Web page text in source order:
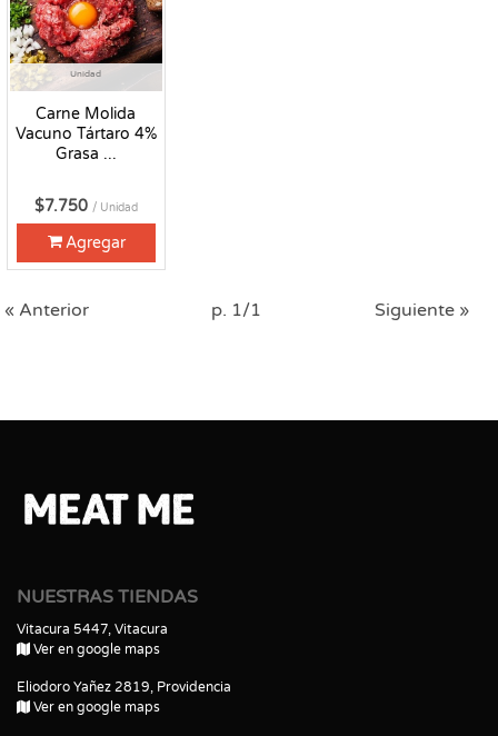
Unidad
Carne Molida
Vacuno Tártaro 4%
Grasa ...
$7.750 / Unidad
Agregar
« Anterior p. 1/1 Siguiente »
NUESTRAS TIENDAS
Vitacura 5447, Vitacura
Ver en google maps
Eliodoro Yañez 2819, Providencia
Ver en google maps